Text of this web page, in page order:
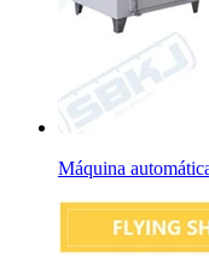
Máquina